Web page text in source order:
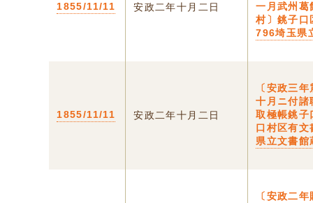
1855/11/11 安政二年十月二日
一月武州葛
村〕銚子口
796埼玉県
1855/11/11 安政二年十月二日
〔安政三
十月ニ付諸
取極帳銚子
口村区有
県立文書館
〔安政二